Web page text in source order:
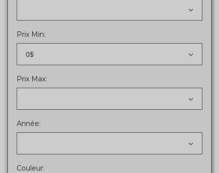
Prix Min:
0$
Prix Max:
Année:
Couleur: